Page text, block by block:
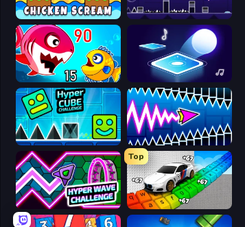
Chicken Scream Geometry Game
Fish Eat Getting Big Tile Jumper 3D
Hyper Cube Challenge Wave Dash: Geometry Arrow
Hyper Wave Challenge
Top